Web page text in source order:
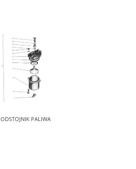
ODSTOJNIK PALIWA